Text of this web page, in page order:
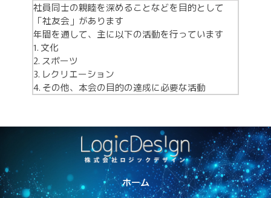
社員同士の親睦を深めることなどを目的として
「社友会」があります
年間を通して、主に以下の活動を行っています
文化
スポーツ
レクリエーション
その他、本会の目的の達成に必要な活動
ホーム